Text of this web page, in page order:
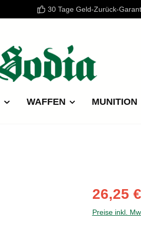
30 Tage Geld-Zurück-
WAFFEN MUNITION
26,25 €
Preise inkl.